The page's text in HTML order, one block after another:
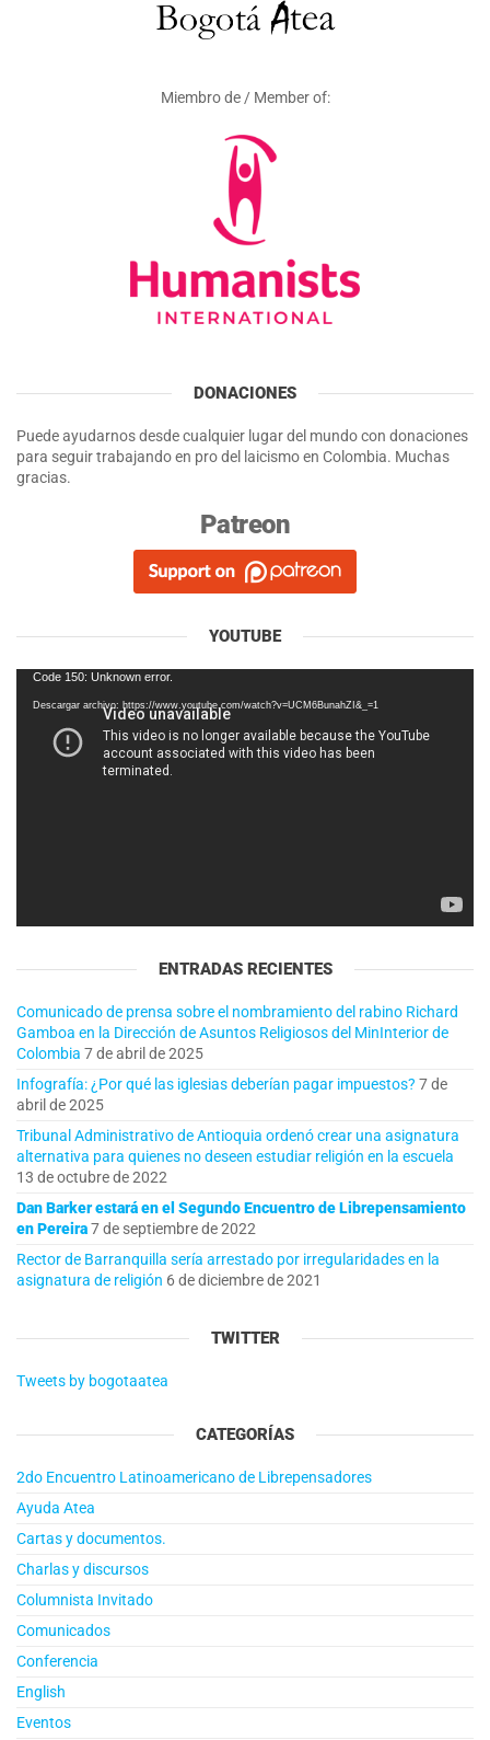
Miembro de / Member of:
DONACIONES
Puede ayudarnos desde cualquier lugar del mundo con donaciones
para seguir trabajando en pro del laicismo en Colombia. Muchas
gracias.
Patreon
YOUTUBE
Reproductor
Code 150: Unknown error.
Descargar archivo: https://www.youtube.com/watch?v=UCM6BunahZI&_=1
ENTRADAS RECIENTES
Comunicado de prensa sobre el nombramiento del rabino Richard
Gamboa en la Dirección de Asuntos Religiosos del MinInterior de
Colombia 7 de abril de 2025
Infografía: ¿Por qué las iglesias deberían pagar impuestos? 7 de
abril de 2025
Tribunal Administrativo de Antioquia ordenó crear una asignatura
alternativa para quienes no deseen estudiar religión en la escuela
13 de octubre de 2022
Dan Barker estará en el Segundo Encuentro de Librepensamiento
en Pereira7 de septiembre de 2022
Rector de Barranquilla sería arrestado por irregularidades en la
asignatura de religión 6 de diciembre de 2021
TWITTER
Tweets by bogotaatea
CATEGORÍAS
2do Encuentro Latinoamericano de Librepensadores
Ayuda Atea
Cartas y documentos.
Charlas y discursos
Columnista Invitado
Comunicados
Conferencia
English
Eventos